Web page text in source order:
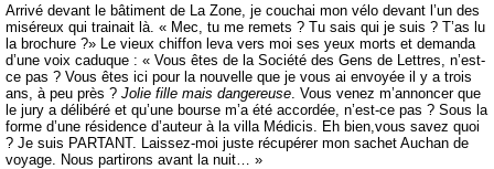
Arrivé devant le bâtiment de La Zone, je couchai mon vélo devant l’un des
miséreux qui trainait là. « Mec, tu me remets ? Tu sais qui je suis ? T’as lu
la brochure ?» Le vieux chiffon leva vers moi ses yeux morts et demanda
d’une voix caduque : « Vous êtes de la Société des Gens de Lettres, n’est-
ce pas ? Vous êtes ici pour la nouvelle que je vous ai envoyée il y a trois
ans, à peu près ? Jolie fille mais dangereuse . Vous venez m’annoncer que
le jury a délibéré et qu’une bourse m’a été accordée, n’est-ce pas ? Sous la
forme d’une résidence d’auteur à la villa Médicis. Eh bien,vous savez quoi
? Je suis PARTANT. Laissez-moi juste récupérer mon sachet Auchan de
voyage. Nous partirons avant la nuit… »